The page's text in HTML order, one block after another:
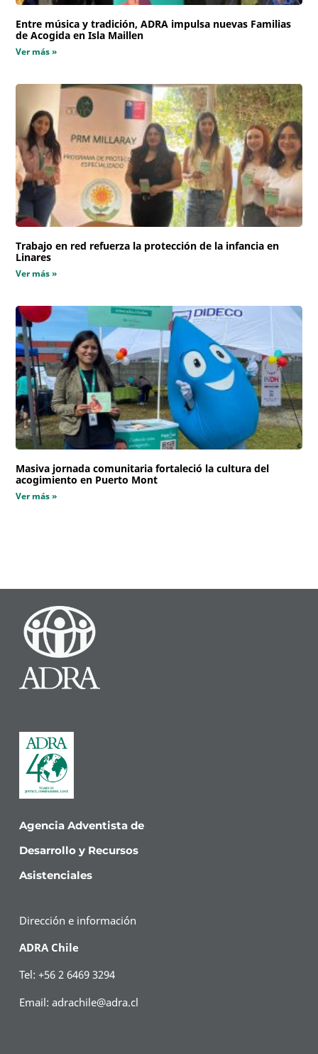
Entre música y tradición, ADRA impulsa nuevas Familias
de Acogida en Isla Maillen
Ver más »
Trabajo en red refuerza la protección de la infancia en
Linares
Ver más »
Masiva jornada comunitaria fortaleció la cultura del
acogimiento en Puerto Mont
Ver más »
Agencia Adventista de
Desarrollo y Recursos
Asistenciales
Dirección e información
ADRA Chile
Tel: +56 2 6469 3294
Email:adrachile@adra.cl